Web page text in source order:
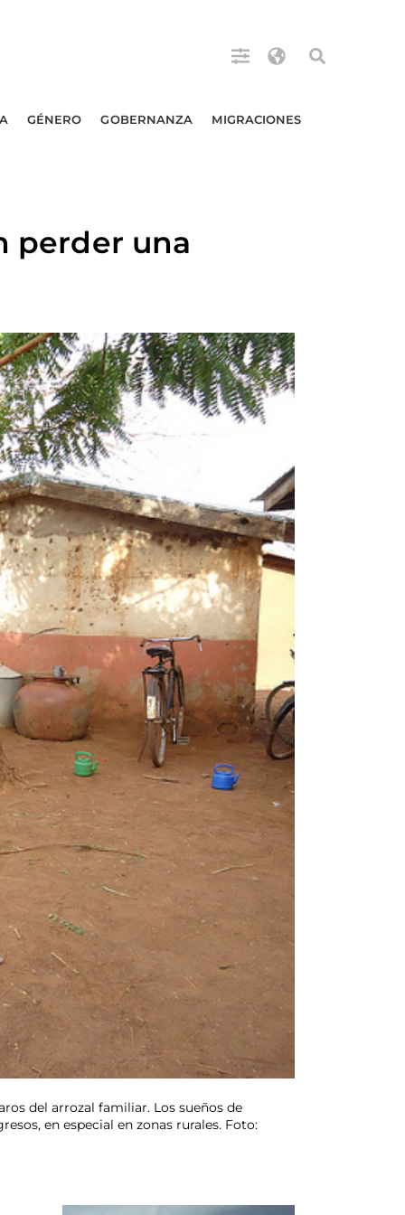
GÉNERO GOBERNANZA MIGRACIONES
perder una
del arrozal familiar. Los sueños de
en especial en zonas rurales. Foto: